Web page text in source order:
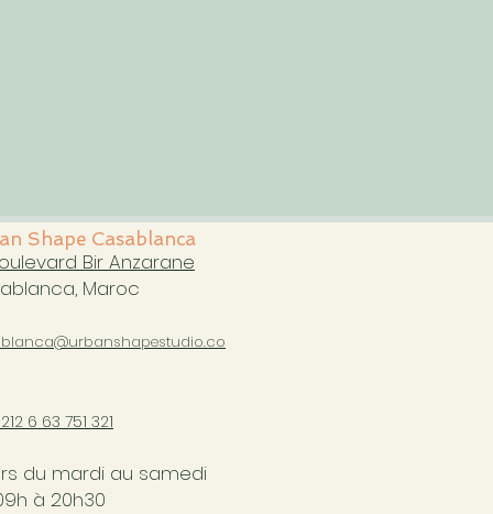
Shape Casablanca
Bir Anzarane
Maroc
6 63 751 321
du mardi au samedi
à 20h30